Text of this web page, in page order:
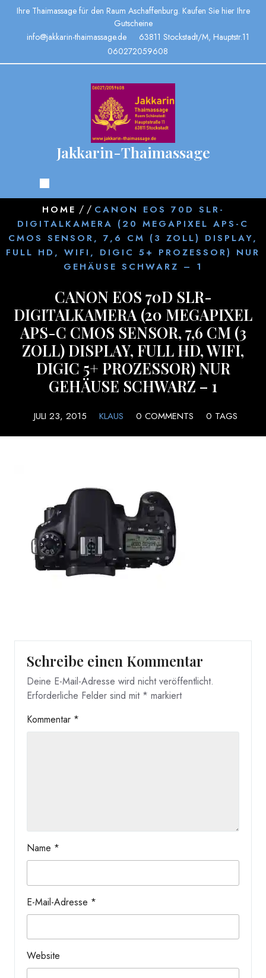
Ihre Thaimassage für den Raum Aschaffenburg. Kaufen Sie hier Ihre
Gutscheine
info@jakkarin-thaimassage.de
63811 Stockstadt/M, Hauptstr.11
060272059608
Jakkarin-Thaimassage
HOME / / CANON EOS 70D SLR-
DIGITALKAMERA (20 MEGAPIXEL APS-C
CMOS SENSOR, 7,6 CM (3 ZOLL) DISPLAY,
FULL HD, WIFI, DIGIC 5+ PROZESSOR) NUR
GEHÄUSE SCHWARZ – 1
CANON EOS 70D SLR-
DIGITALKAMERA (20 MEGAPIXEL
APS-C CMOS SENSOR, 7,6 CM (3
ZOLL) DISPLAY, FULL HD, WIFI,
DIGIC 5+ PROZESSOR) NUR
GEHÄUSE SCHWARZ – 1
JULI 23, 2015 KLAUS 0 COMMENTS 0 TAGS
Schreibe einen Kommentar
Deine E-Mail-Adresse wird nicht veröffentlicht.
Erforderliche Felder sind mit * markiert
Kommentar *
Name *
E-Mail-Adresse *
Website